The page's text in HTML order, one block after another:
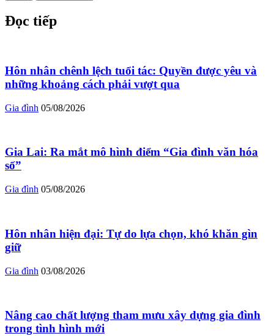
Đọc tiếp
Hôn nhân chênh lệch tuổi tác: Quyền được yêu và
những khoảng cách phải vượt qua
Gia đình 05/08/2026
Gia Lai: Ra mắt mô hình điểm “Gia đình văn hóa
số”
Gia đình 05/08/2026
Hôn nhân hiện đại: Tự do lựa chọn, khó khăn gìn
giữ
Gia đình 03/08/2026
Nâng cao chất lượng tham mưu xây dựng gia đình
trong tình hình mới